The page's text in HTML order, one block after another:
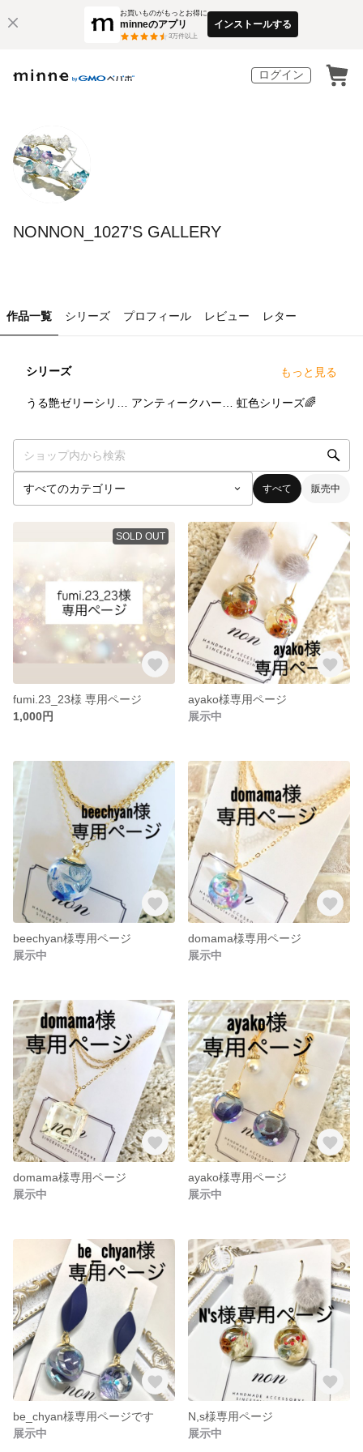
お買いものがもっとお得に
minneのアプリ
3万件以上
インストールする
ログイン
NONNON_1027'S GALLERY
作品一覧 シリーズ プロフィール レビュー レター
シリーズ もっと見る
虹色シリーズ🌈
すべて 販売中
SOLD OUT
fumi.23_23様 専用ページ
1,000円
ayako様専用ページ
展示中
beechyan様専用ページ
展示中
domama様専用ページ
展示中
domama様専用ページ
展示中
ayako様専用ページ
展示中
be_chyan様専用ページです
展示中
N,s様専用ページ
展示中